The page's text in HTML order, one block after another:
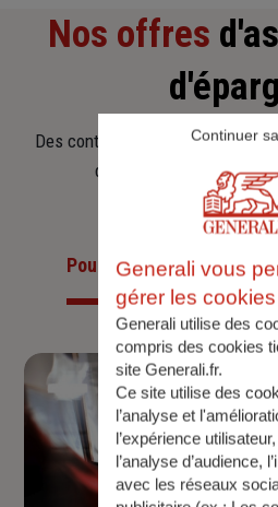
Nos offres
Des contrats clairs et flexibles
d’aujourd’hui et anticiper
Pour les particuliersPour
Generali vous
gérer les cookies
Generali utilise des
compris des cookies
site Generali.fr.
Ce site utilise des
l’analyse et
l’expérience
l’analyse d’audience,
avec les réseaux
Continuer